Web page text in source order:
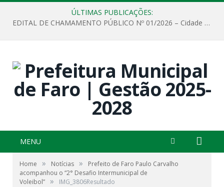
ÚLTIMAS PUBLICAÇÕES:
EDITAL DE CHAMAMENTO PÚBLICO Nº 01/2026 – Cidade de Faro
MENU
Home » Notícias »
Prefeito de Faro Paulo Carvalho
acompanhou o “2° Desafio Intermunicipal de
Voleibol” » IMG_3806Resultado